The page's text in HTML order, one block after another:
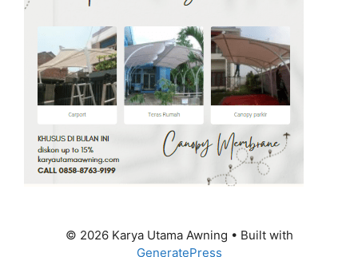
© 2026 Karya Utama Awning • Built with
GeneratePress